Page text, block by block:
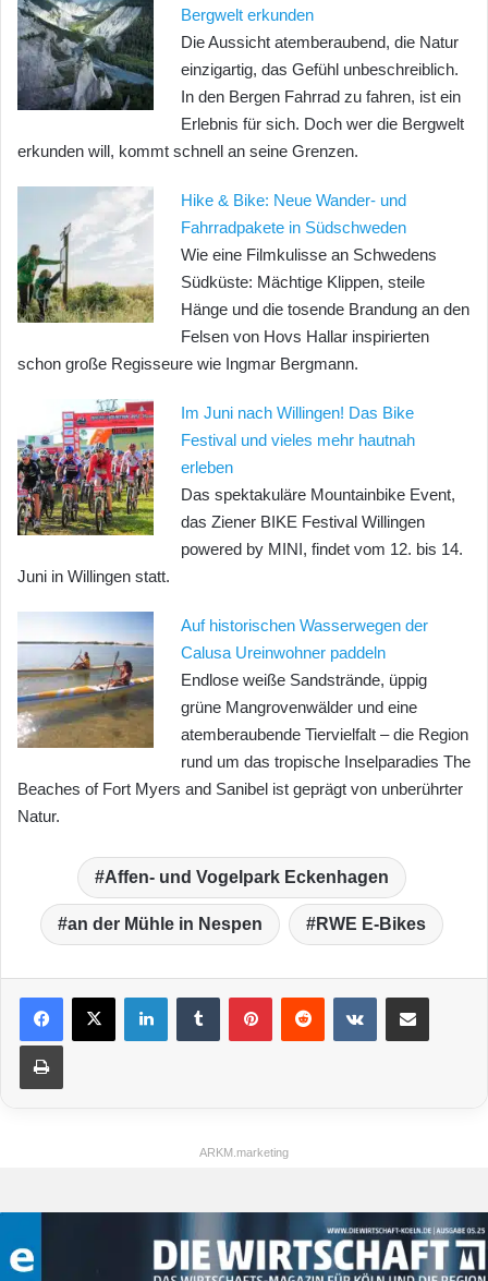
Bergwelt erkunden
Die Aussicht atemberaubend, die Natur
einzigartig, das Gefühl unbeschreiblich.
In den Bergen Fahrrad zu fahren, ist ein
Erlebnis für sich. Doch wer die Bergwelt
erkunden will, kommt schnell an seine Grenzen.
Hike & Bike: Neue Wander- und
Fahrradpakete in Südschweden
Wie eine Filmkulisse an Schwedens
Südküste: Mächtige Klippen, steile
Hänge und die tosende Brandung an den
Felsen von Hovs Hallar inspirierten
schon große Regisseure wie Ingmar Bergmann.
Im Juni nach Willingen! Das Bike
Festival und vieles mehr hautnah
erleben
Das spektakuläre Mountainbike Event,
das Ziener BIKE Festival Willingen
powered by MINI, findet vom 12. bis 14.
Juni in Willingen statt.
Auf historischen Wasserwegen der
Calusa Ureinwohner paddeln
Endlose weiße Sandstrände, üppig
grüne Mangrovenwälder und eine
atemberaubende Tiervielfalt – die Region
rund um das tropische Inselparadies The
Beaches of Fort Myers and Sanibel ist geprägt von unberührter
Natur.
Affen- und Vogelpark Eckenhagen
an der Mühle in Nespen RWE E-Bikes
ARKM.marketing